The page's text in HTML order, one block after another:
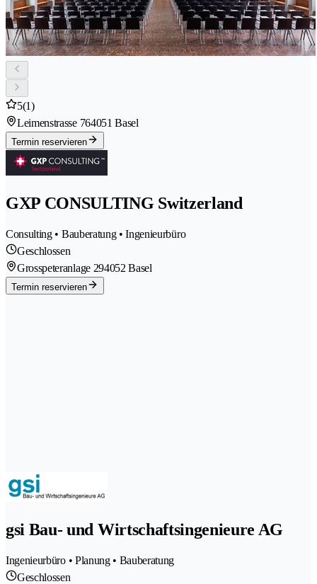
5(1)
Leimenstrasse 764051 Basel
Termin reservieren
GXP CONSULTING Switzerland
Consulting • Bauberatung • Ingenieurbüro
Geschlossen
Grosspeteranlage 294052 Basel
Termin reservieren
gsi Bau- und Wirtschaftsingenieure AG
Ingenieurbüro • Planung • Bauberatung
Geschlossen